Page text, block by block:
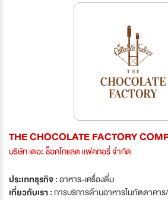
THE CHOCOLATE FACTORY
บริษัท เดอะ ช็อคโกแลต แฟคทอรี่ จำกัด
ประเภทธุรกิจ :อาหาร-เครื่องดื่ม
เกี่ยวกับเรา :การบริการด้านอาหารในภัตตาคา